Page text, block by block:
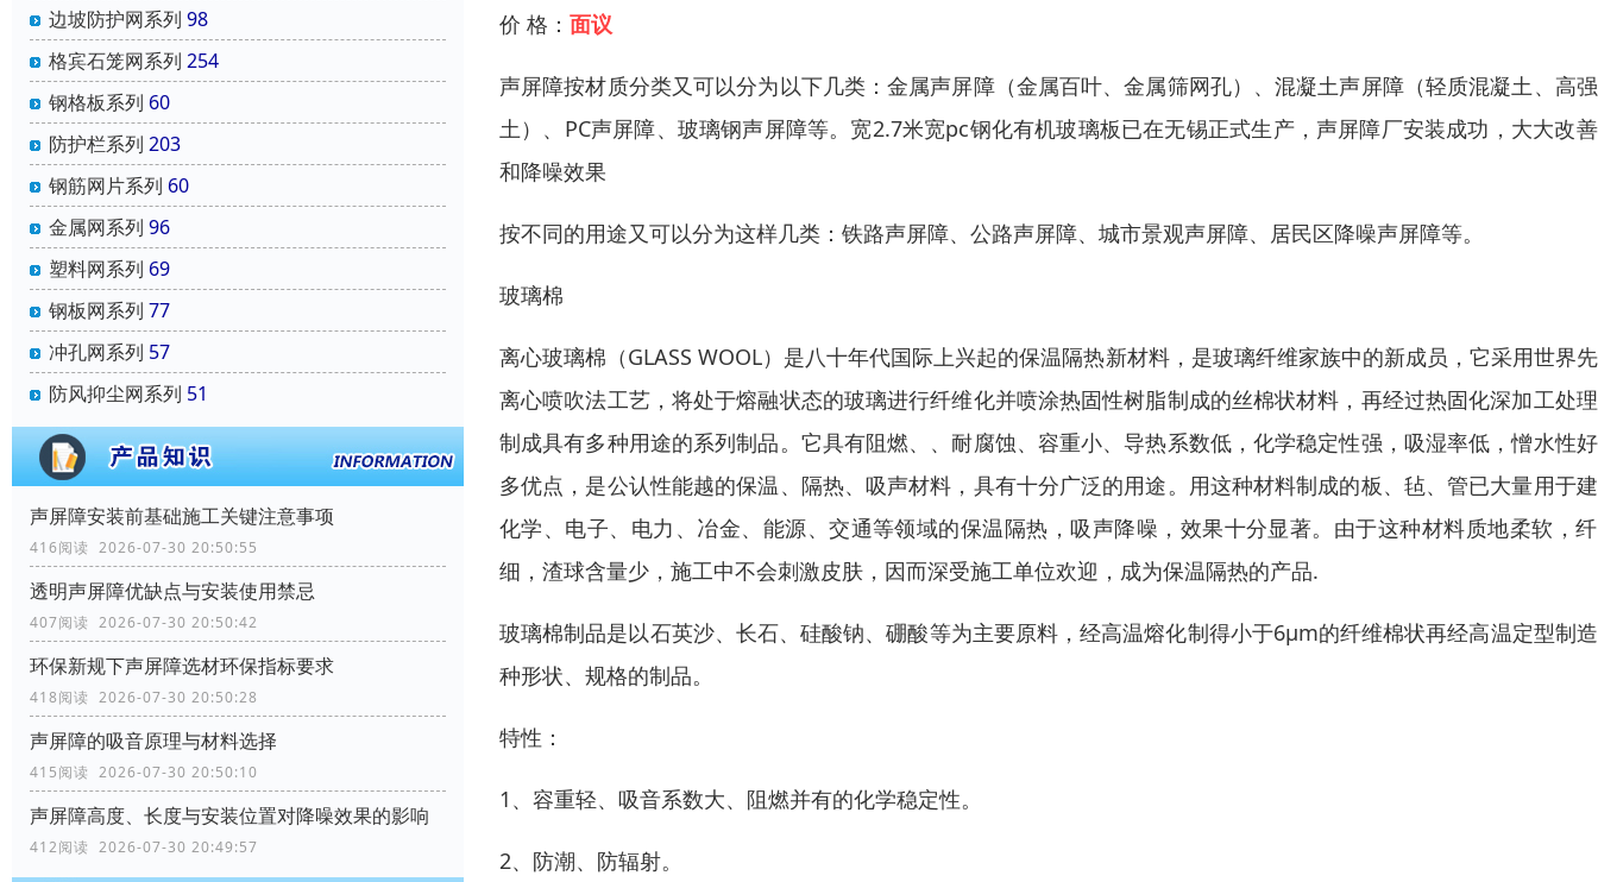
边坡防护网系列 98
格宾石笼网系列 254
钢格板系列 60
防护栏系列 203
钢筋网片系列 60
金属网系列 96
塑料网系列 69
钢板网系列 77
冲孔网系列 57
防风抑尘网系列 51
声屏障安装前基础施工关键注意事项
416阅读 2026-07-30 20:50:55
透明声屏障优缺点与安装使用禁忌
407阅读 2026-07-30 20:50:42
环保新规下声屏障选材环保指标要求
418阅读 2026-07-30 20:50:28
声屏障的吸音原理与材料选择
415阅读 2026-07-30 20:50:10
声屏障高度、长度与安装位置对降噪效果的影响
412阅读 2026-07-30 20:49:57
价 格： 面议
声屏障按材质分类又可以分为以下几类：金属声屏障（金属百叶、金属筛网孔）、混凝土声屏障（轻质混凝土、高
土）、PC声屏障、玻璃钢声屏障等。宽2.7米宽pc钢化有机玻璃板已在无锡正式生产，声屏障厂安装成功，大大改
和降噪效果
按不同的用途又可以分为这样几类：铁路声屏障、公路声屏障、城市景观声屏障、居民区降噪声屏障等。
玻璃棉
离心玻璃棉（GLASS WOOL）是八十年代国际上兴起的保温隔热新材料，是玻璃纤维家族中的新成员，它采用世界
离心喷吹法工艺，将处于熔融状态的玻璃进行纤维化并喷涂热固性树脂制成的丝棉状材料，再经过热固化深加工处
制成具有多种用途的系列制品。它具有阻燃、、耐腐蚀、容重小、导热系数低，化学稳定性强，吸湿率低，憎水性
多优点，是公认性能越的保温、隔热、吸声材料，具有十分广泛的用途。用这种材料制成的板、毡、管已大量用于
化学、电子、电力、冶金、能源、交通等领域的保温隔热，吸声降噪，效果十分显著。由于这种材料质地柔软，
细，渣球含量少，施工中不会刺激皮肤，因而深受施工单位欢迎，成为保温隔热的产品.
玻璃棉制品是以石英沙、长石、硅酸钠、硼酸等为主要原料，经高温熔化制得小于6μm的纤维棉状再经高温定型制
种形状、规格的制品。
特性：
1、容重轻、吸音系数大、阻燃并有的化学稳定性。
2、防潮、防辐射。